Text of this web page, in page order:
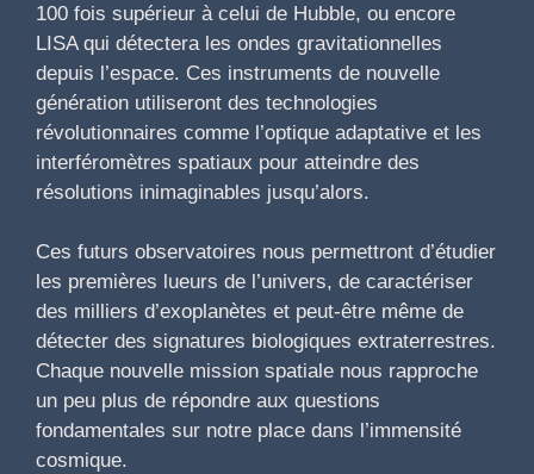
100 fois supérieur à celui de Hubble, ou encore
LISA qui détectera les ondes gravitationnelles
depuis l’espace. Ces instruments de nouvelle
génération utiliseront des technologies
révolutionnaires comme l’optique adaptative et les
interféromètres spatiaux pour atteindre des
résolutions inimaginables jusqu’alors.
Ces futurs observatoires nous permettront d’étudier
les premières lueurs de l’univers, de caractériser
des milliers d’exoplanètes et peut-être même de
détecter des signatures biologiques extraterrestres.
Chaque nouvelle mission spatiale nous rapproche
un peu plus de répondre aux questions
fondamentales sur notre place dans l’immensité
cosmique.